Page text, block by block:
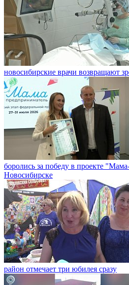
новосибирские врачи возвращают
боролись за победу в проекте
Новосибирске
район отмечает три юбилея сразу